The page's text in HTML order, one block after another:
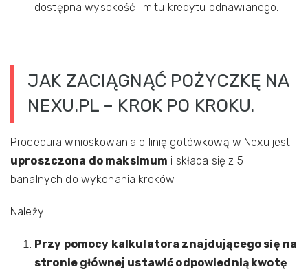
dostępna wysokość limitu kredytu odnawianego.
JAK ZACIĄGNĄĆ POŻYCZKĘ NA
NEXU.PL – KROK PO KROKU.
Procedura wnioskowania o linię gotówkową w Nexu jest
uproszczona do maksimum i składa się z 5
banalnych do wykonania kroków.
Należy:
Przy pomocy kalkulatora znajdującego się na
stronie głównej ustawić odpowiednią kwotę